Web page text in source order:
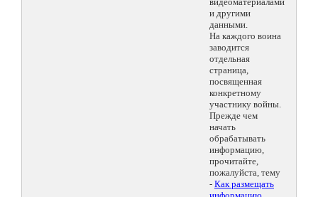
и другими
данными.
На каждого воина
заводится
отдельная
страница,
посвященная
конкретному
участнику войны.
Прежде чем
начать
обрабатывать
информацию,
прочитайте,
пожалуйста, тему
- Как размещать